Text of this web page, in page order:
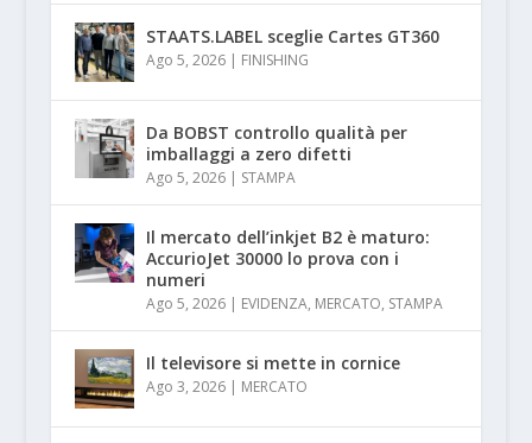
STAATS.LABEL sceglie Cartes GT360
Ago 5, 2026| FINISHING
Da BOBST controllo qualità per
imballaggi a zero difetti
Ago 5, 2026| STAMPA
Il mercato dell’inkjet B2 è maturo:
AccurioJet 30000 lo prova con i
numeri
Ago 5, 2026| EVIDENZA, MERCATO, STAMPA
Il televisore si mette in cornice
Ago 3, 2026| MERCATO